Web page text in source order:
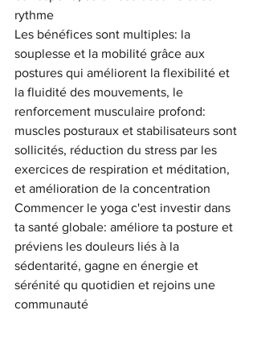
rythme
Les bénéfices sont multiples: la
souplesse et la mobilité grâce aux
postures qui améliorent la flexibilité et
la fluidité des mouvements, le
renforcement musculaire profond:
muscles posturaux et stabilisateurs sont
sollicités, réduction du stress par les
exercices de respiration et méditation,
et amélioration de la concentration
Commencer le yoga c'est investir dans
ta santé globale: améliore ta posture et
préviens les douleurs liés à la
sédentarité, gagne en énergie et
sérénité qu quotidien et rejoins une
communauté